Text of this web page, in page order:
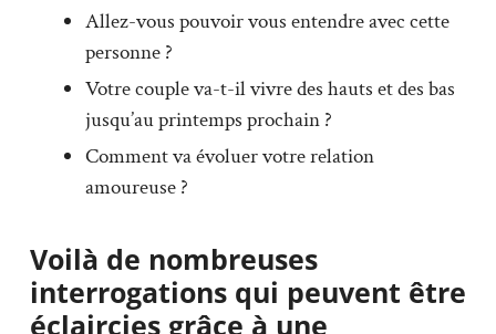
Allez-vous pouvoir vous entendre avec cette
personne ?
Votre couple va-t-il vivre des hauts et des bas
jusqu’au printemps prochain ?
Comment va évoluer votre relation
amoureuse ?
Voilà de nombreuses
interrogations qui peuvent être
éclaircies grâce à une